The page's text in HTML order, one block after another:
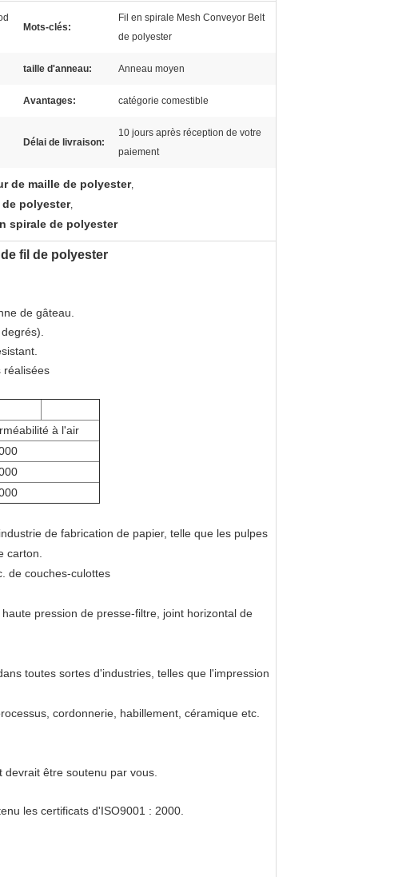
Mots-clés:
Fil en spirale Mesh Conveyor Belt
de polyester
taille d'anneau: Anneau moyen
Avantages: catégorie comestible
Délai de livraison:
10 jours après réception de votre
paiement
de maille de polyester,
polyester,
spirale de polyester
fil de polyester
de gâteau.
réalisées
à l'air
de fabrication de papier, telle que les pulpes
carton.
de couches-culottes
pression de presse-filtre, joint horizontal de
toutes sortes d'industries, telles que l'impression
cordonnerie, habillement, céramique etc.
être soutenu par vous.
les certificats d'ISO9001 : 2000.